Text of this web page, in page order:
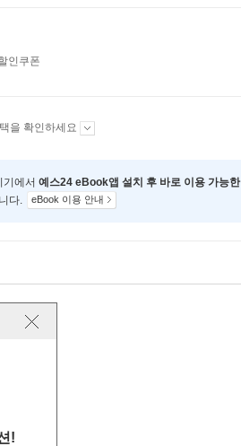
인쿠폰
을 확인하세요
기에서 예스24 eBook앱 설치 후 바로 이용 가능한
다. eBook 이용 안내
!